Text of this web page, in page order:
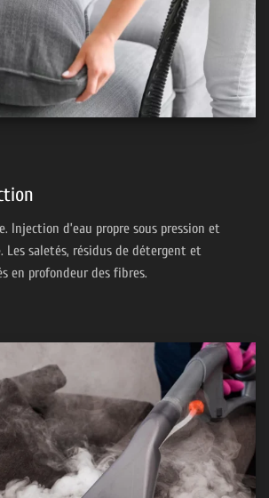
Injection d’eau propre sous pression et
Les saletés, résidus de détergent et
en profondeur des fibres.